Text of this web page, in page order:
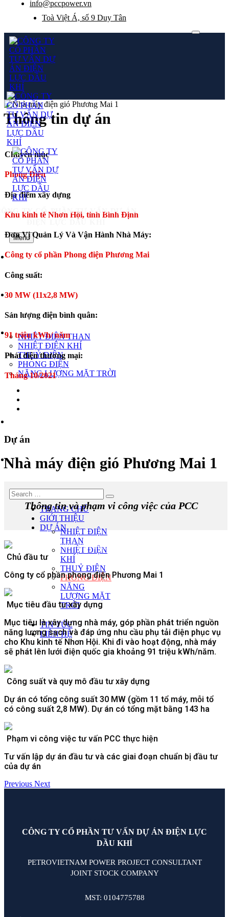
info@pccpower.vn
Toà Việt Á, số 9 Duy Tân
TY CỔ PHẦN TƯ VẤN DỰ ÁN
Menu
TRANG CHỦ
GIỚI THIỆU
DỰ ÁN
NHIỆT ĐIỆN THAN
NHIỆT ĐIỆN KHÍ
THUỶ ĐIỆN
PHONG ĐIỆN
NĂNG LƯỢNG MẶT TRỜI
LIÊN HỆ
TRANG CHỦ
GIỚI THIỆU
DỰ ÁNNHIỆT ĐIỆN
THAN
NHIỆT ĐIỆN
KHÍ
THUỶ ĐIỆN
PHONG ĐIỆN
NĂNG
LƯỢNG MẶT
TRỜI
TIN TỨC
LIÊN HỆ
Thông tin dự án
Chuyên mục
Phong Điện
Địa điểm xây dựng
Khu kinh tế Nhơn Hội, tỉnh Bình Định
Đơn Vị Quản Lý Và Vận Hành Nhà Máy:
Công ty cổ phần Phong điện Phương Mai
Công suất:
30 MW (11x2,8 MW)
Sản lượng điện bình quân:
91 triệu kWh/ năm
Phát điện thương mại:
Tháng 10/2021
Dự án
Nhà máy điện gió Phương Mai 1
Thông tin và phạm vi công việc của PCC
Chủ đầu tư
Công ty cổ phần phong điện Phương Mai 1
Mục tiêu đầu tư xây dựng
Mục tiêu là xây dựng nhà máy, góp phần phát triển nguồn
năng lượng sạch và đáp ứng nhu cầu phụ tải điện phục vụ
cho Khu kinh tế Nhơn Hội. Khi đi vào hoạt động, nhà máy
sẽ phát lên lưới điện quốc gia khoảng 91 triệu kWh/năm.
Công suất và quy mô đầu tư xây dựng
Dự án có tổng công suất 30 MW (gồm 11 tổ máy, mỗi tổ
có công suất 2,8 MW). Dự án có tổng mặt bằng 143 ha
Phạm vi công việc tư vấn PCC thực hiện
Tư vấn lập dự án đầu tư và các giai đoạn chuẩn bị đầu tư
của dự án
Previous Next
CÔNG TY CỔ PHẦN TƯ VẤN DỰ ÁN ĐIỆN LỰC
DẦU KHÍ
PETROVIETNAM POWER PROJECT CONSULTANT
JOINT STOCK COMPANY
MST: 0104775788